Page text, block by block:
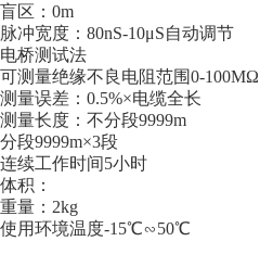
盲区：0m
脉冲宽度：80nS-10μS自动调节
电桥测试法
可测量绝缘不良电阻范围0-100MΩ
测量误差：0.5%×电缆全长
测量长度：不分段9999m
分段9999m×3段
连续工作时间5小时
体积：
重量：2kg
使用环境温度-15℃∽50℃